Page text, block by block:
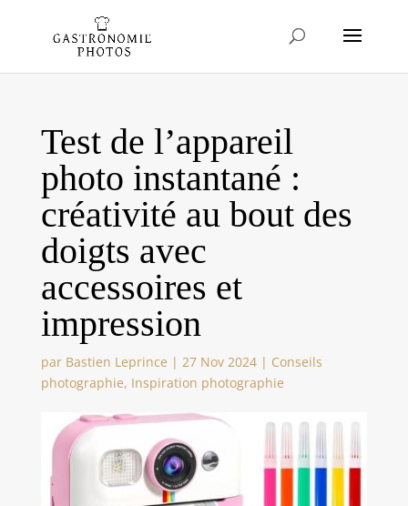
Test de l’appareil
photo instantané :
créativité au bout des
doigts avec
accessoires et
impression
par Bastien Leprince | 27 Nov 2024| Conseils
photographie, Inspiration photographie